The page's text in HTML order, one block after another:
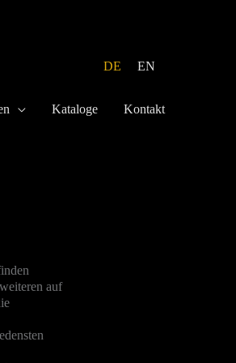
DE EN
Kataloge Kontakt
auf